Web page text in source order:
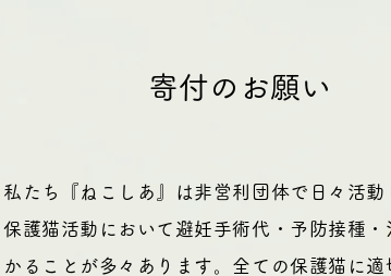
寄付のお願い
私たち『ねこしあ』は非営利団体で日々活動
保護猫活動において避妊手術代・予防接種・
かることが多々あります。全ての保護猫に適